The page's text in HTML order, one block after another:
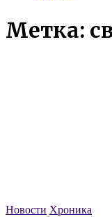
Метка:
Новости Хроника